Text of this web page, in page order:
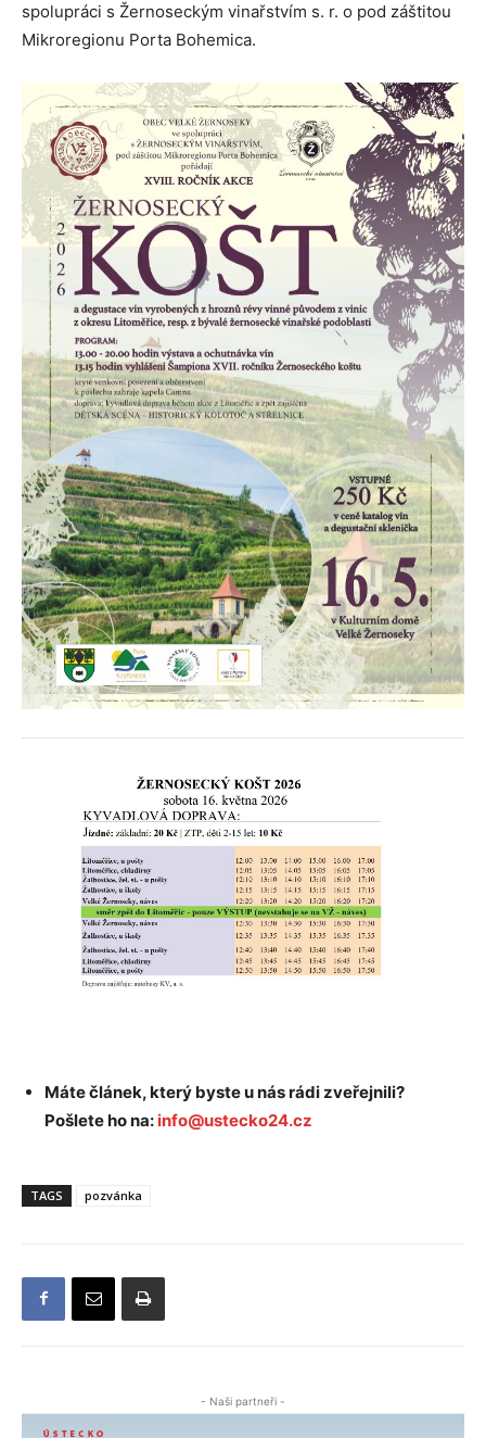
spolupráci s Žernoseckým vinařstvím s. r. o pod záštitou
Mikroregionu Porta Bohemica.
Máte článek, který byste u nás rádi zveřejnili?
Pošlete ho na: info@ustecko24.cz
TAGS pozvánka
- Naši partneři -